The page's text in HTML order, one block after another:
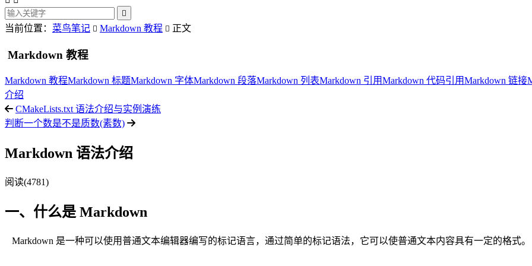

当前位置： 菜鸟笔记  Markdown 教程  正文
Markdown 教程
Markdown 教程Markdown 标题Markdown 字体Markdown 段落Markdown 列表Markdown 引用Markdown 代码引用Markdown 链接
介绍
CMakeLists.txt 语法介绍与实例演练
判断一个数是不是质数(素数)
Markdown 语法介绍
阅读(4781)
一、什么是 Markdown
Markdown 是一种可以使用普通文本编辑器编写的标记语言，通过简单的标记语法，它可以使普通文本内容具有一定的格式。